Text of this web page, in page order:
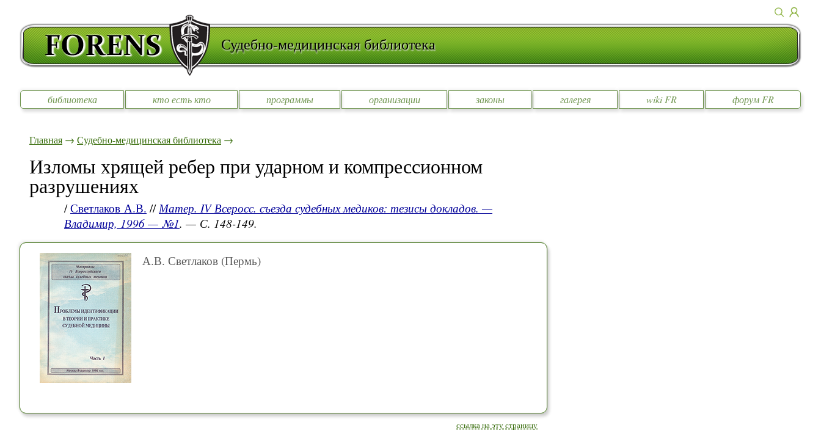
Судебно-медицинская библиотека
библиотека кто есть кто программы организации законы галерея wiki FR форум FR
Главная → Судебно-медицинская библиотека →
Изломы хрящей ребер при ударном и компрессионном
разрушениях
/Светлаков А.В. //Матер. IV Всеросс. съезда судебных медиков: тезисы докладов. —
Владимир, 1996 — №1. — С. 148-149.
А.В. Светлаков (Пермь)
ссылка на эту страницу